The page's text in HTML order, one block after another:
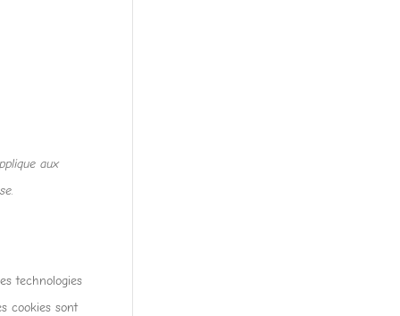
aux
technologies
cookies sont